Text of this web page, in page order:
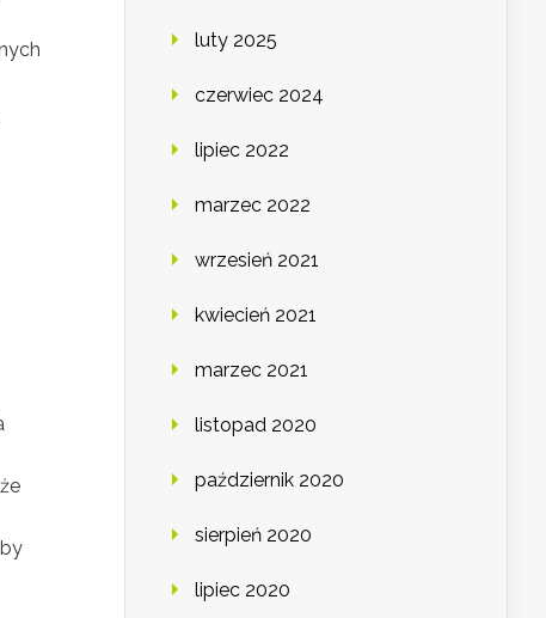
luty 2025
czerwiec 2024
lipiec 2022
marzec 2022
wrzesień 2021
kwiecień 2021
marzec 2021
listopad 2020
październik 2020
sierpień 2020
lipiec 2020